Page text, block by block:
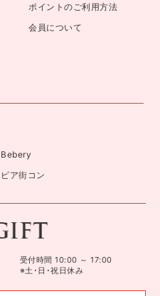
ポイントのご利用方法
会員について
Bebery
ピア街コン
受付時間 10:00 ～ 17:00
※土･日･祝日休み